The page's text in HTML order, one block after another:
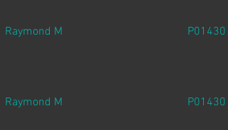
Raymond M P01430
Raymond M P01430